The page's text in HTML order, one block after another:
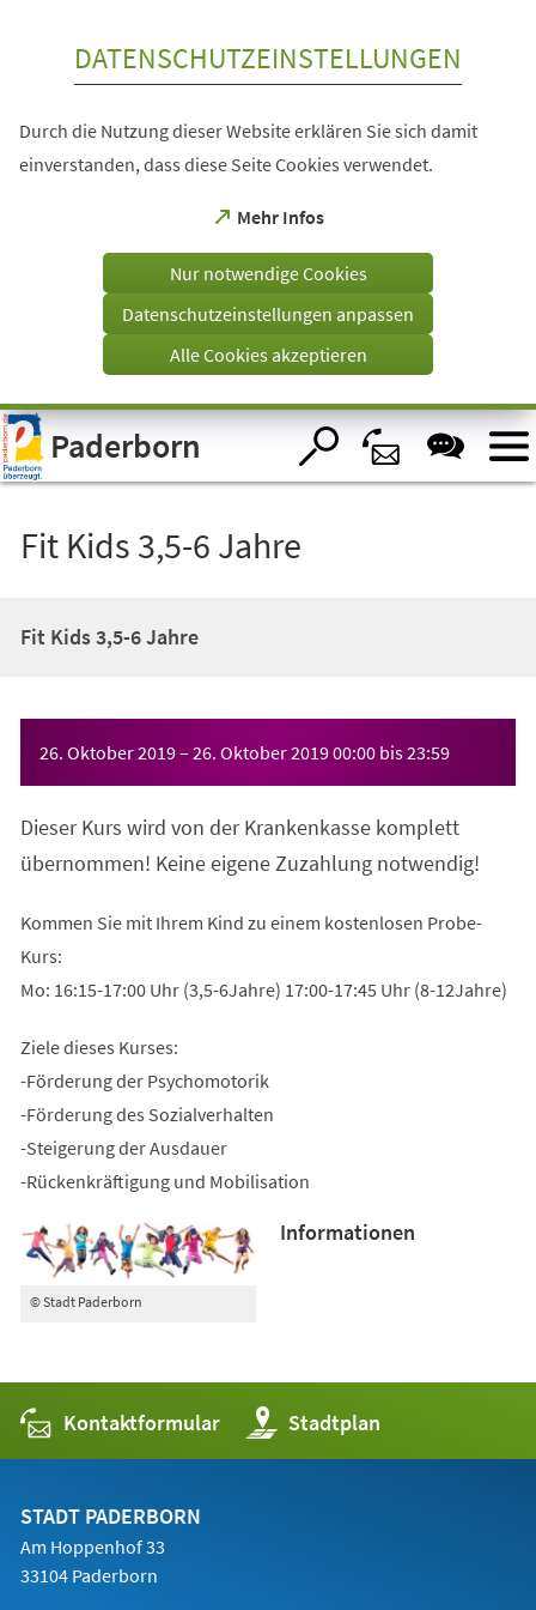
Visuelle
Assistenzsoftware
öffnen.
DATENSCHUTZEINSTELLUNGEN
Durch die Nutzung dieser Website erklären Sie sich damit
einverstanden, dass diese Seite Cookies verwendet.
Mehr Infos
(Öffnet
einem
Tab)
Nur notwendige Cookies
Datenschutzeinstellungen anpassen
Alle Cookies akzeptieren
Paderborn
Fit Kids 3,5-6 Jahre
Fit Kids 3,5-6 Jahre
26. Oktober 2019– 26. Oktober 201900:00 bis23:59
Dieser Kurs wird von der Krankenkasse komplett
übernommen! Keine eigene Zuzahlung notwendig!
Kommen Sie mit Ihrem Kind zu einem kostenlosen Probe-
Kurs:
Mo: 16:15-17:00 Uhr (3,5-6Jahre) 17:00-17:45 Uhr (8-12Jahre)
Ziele dieses Kurses:
-Förderung der Psychomotorik
-Förderung des Sozialverhalten
-Steigerung der Ausdauer
-Rückenkräftigung und Mobilisation
© Stadt Paderborn
Informationen
Kontaktformular Stadtplan
(Öffnet
in
einem
STADT PADERBORN
Am Hoppenhof 33
33104 Paderborn